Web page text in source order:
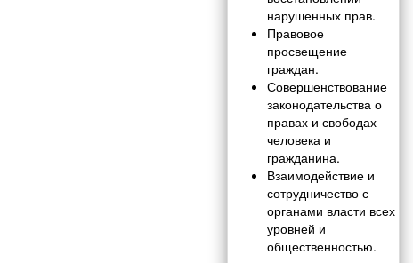
нарушенных прав.
Правовое
просвещение
граждан.
Совершенствование
законодательства о
правах и свободах
человека и
гражданина.
Взаимодействие и
сотрудничество с
органами власти всех
уровней и
общественностью.